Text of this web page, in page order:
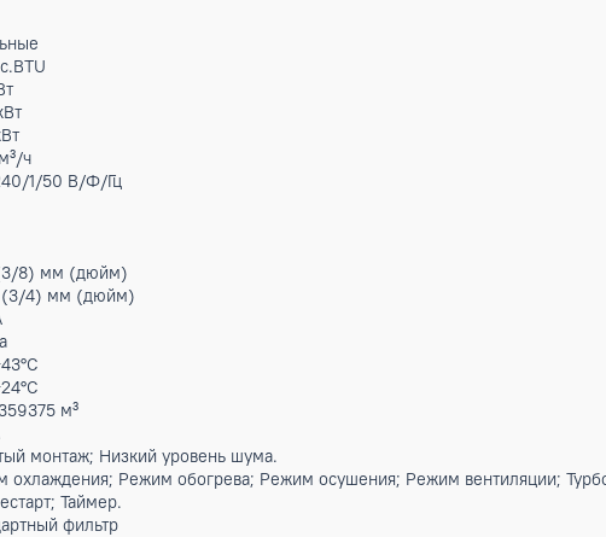
175 м²
нет
16.1 кВт
43 дБ(А)
47 дБ(А)
C
2.83
канальные
60 тыс.BTU
17.7 кВт
5.69 кВт
4.84 кВт
1600 м³/ч
220-240/1/50 В/Ф/Гц
12 А
50 м
30 м
9,52 (3/8) мм (дюйм)